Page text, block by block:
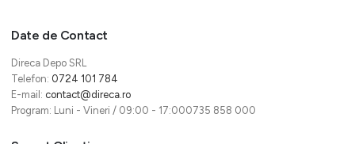
Date de Contact
Direca Depo SRL
Telefon: 0724 101 784
E-mail: contact@direca.ro
Program: Luni - Vineri / 09:00 - 17:000735 858 000